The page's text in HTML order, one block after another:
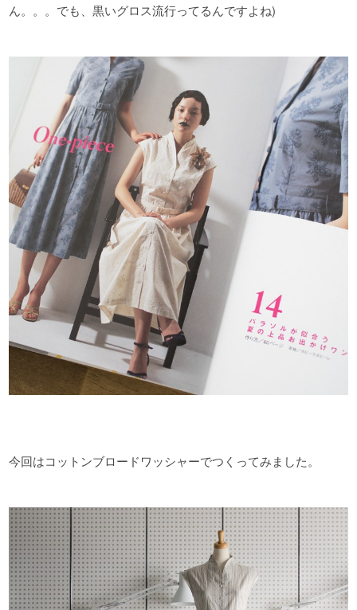
ん。。。でも、黒いグロス流行ってるんですよね)
今回はコットンブロードワッシャーでつくってみました。